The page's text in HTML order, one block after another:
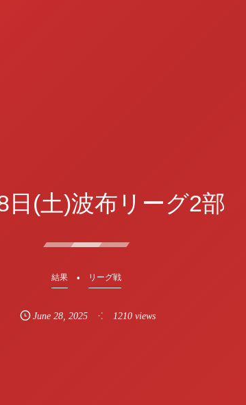
日(土)波布リーグ2部
結果 リーグ戦
June 28,2025 1210 views